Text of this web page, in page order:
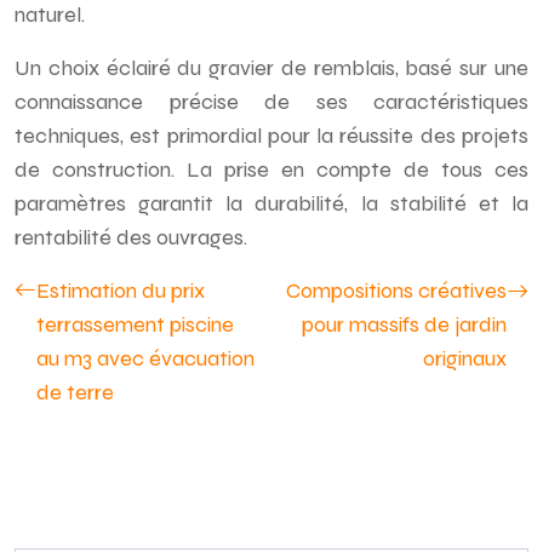
naturel.
Un choix éclairé du gravier de remblais, basé sur une
connaissance précise de ses caractéristiques
techniques, est primordial pour la réussite des projets
de construction. La prise en compte de tous ces
paramètres garantit la durabilité, la stabilité et la
rentabilité des ouvrages.
Estimation du prix
terrassement piscine
au m3 avec évacuation
de terre
Compositions créatives
pour massifs de jardin
originaux